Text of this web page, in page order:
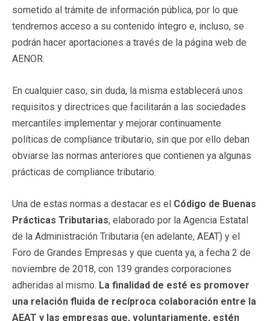
sometido al trámite de información pública, por lo que
tendremos acceso a su contenido íntegro e, incluso, se
podrán hacer aportaciones a través de la página web de
AENOR.
En cualquier caso, sin duda, la misma establecerá unos
requisitos y directrices que facilitarán a las sociedades
mercantiles implementar y mejorar continuamente
políticas de compliance tributario, sin que por ello deban
obviarse las normas anteriores que contienen ya algunas
prácticas de compliance tributario.
Una de estas normas a destacar es el Código de Buenas
Prácticas Tributarias, elaborado por la Agencia Estatal
de la Administración Tributaria (en adelante, AEAT) y el
Foro de Grandes Empresas y que cuenta ya, a fecha 2 de
noviembre de 2018, con 139 grandes corporaciones
adheridas al mismo. La finalidad de esté es promover
una relación fluida de recíproca colaboración entre la
AEAT y las empresas que, voluntariamente, estén